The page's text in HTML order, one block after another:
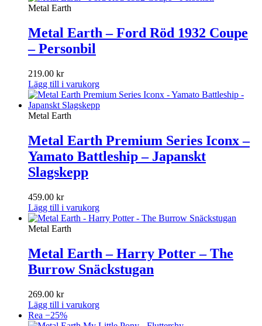
Metal Earth
Metal Earth – Ford Röd 1932 Coupe
– Personbil
219.00 kr
Lägg till i varukorg
Metal Earth
Metal Earth Premium Series Iconx –
Yamato Battleship – Japanskt
Slagskepp
459.00 kr
Lägg till i varukorg
Metal Earth
Metal Earth – Harry Potter – The
Burrow Snäckstugan
269.00 kr
Lägg till i varukorg
Rea −25%